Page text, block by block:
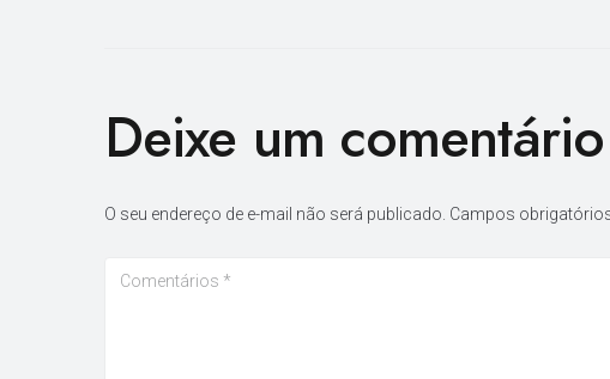
Deixe um comentário
O seu endereço de e-mail não será publicado. Campos